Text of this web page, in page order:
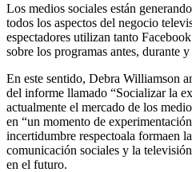
Los medios sociales están
todos los aspectos del negocio
espectadores utilizan tanto
sobre los programas antes, durante
En este sentido, Debra Williamson
del informe llamado “Socializar la
actualmente el mercado de los
en “un momento de
incertidumbre respectoala formaen
comunicación sociales y la
en el futuro.